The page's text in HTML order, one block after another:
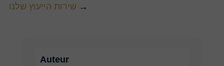
שירות הייעוץ שלנו
Auteur